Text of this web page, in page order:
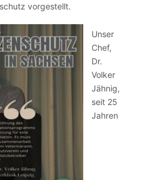
vorgestellt.
Unser
Chef,
Dr.
Volker
Jähnig,
seit 25
Jahren